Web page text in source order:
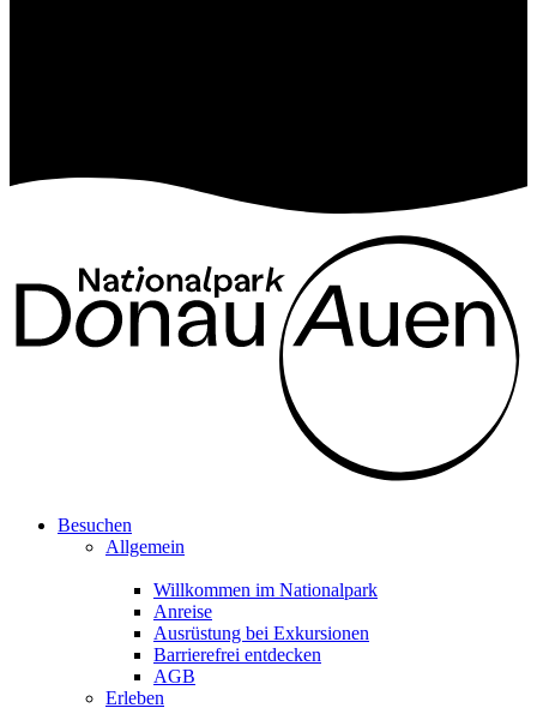
Besuchen
Allgemein
Willkommen im Nationalpark
Anreise
Ausrüstung bei Exkursionen
Barrierefrei entdecken
AGB
Erleben